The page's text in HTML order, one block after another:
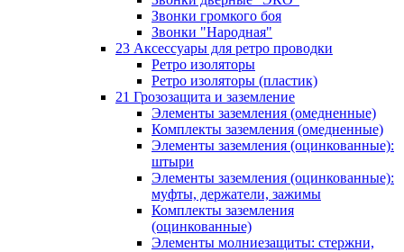
Звонки громкого боя
Звонки "Народная"
23 Аксессуары для ретро проводки
Ретро изоляторы
Ретро изоляторы (пластик)
21 Грозозащита и заземление
Элементы заземления (омедненные)
Комплекты заземления (омедненные)
Элементы заземления (оцинкованные):
штыри
Элементы заземления (оцинкованные):
муфты, держатели, зажимы
Комплекты заземления
(оцинкованные)
Элементы молниезащиты: стержни,